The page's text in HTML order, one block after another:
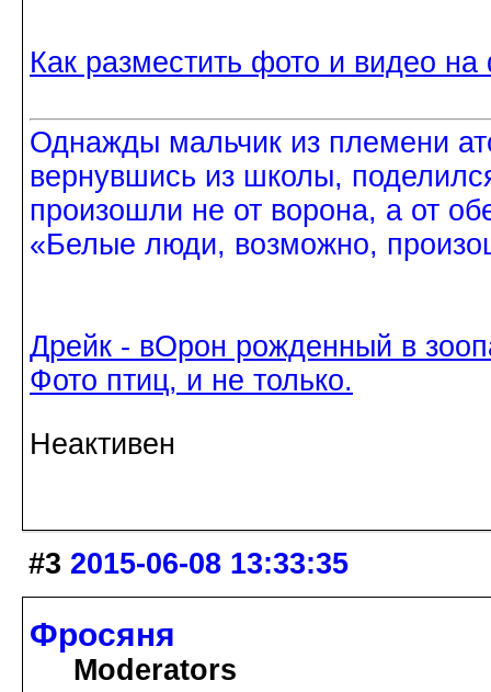
Как разместить фото и видео
Однажды мальчик из племени
вернувшись из школы,
произошли не от ворона, а от
«Белые люди, возможно,
Дрейк - вОрон рожденный в
Фото птиц, и не только.
Неактивен
#3 2015-06-08 13:33:35
Фросяня
Moderators